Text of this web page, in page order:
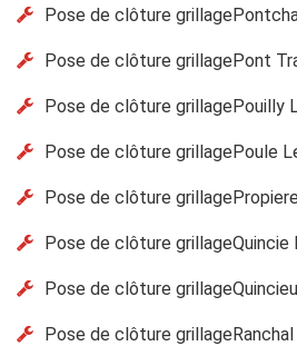
Pose de clôture
Pose de clôture grillagePont
Pose de clôture grillagePouilly
Pose de clôture grillagePoule
Pose de clôture
Pose de clôture grillageQuincie
Pose de clôture
Pose de clôture grillageRanchal